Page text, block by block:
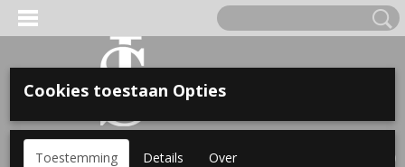
Inloggen Registreren
(0)
VOOR KINDEREN
Cookies toestaan Opties
Toestemming Details Over